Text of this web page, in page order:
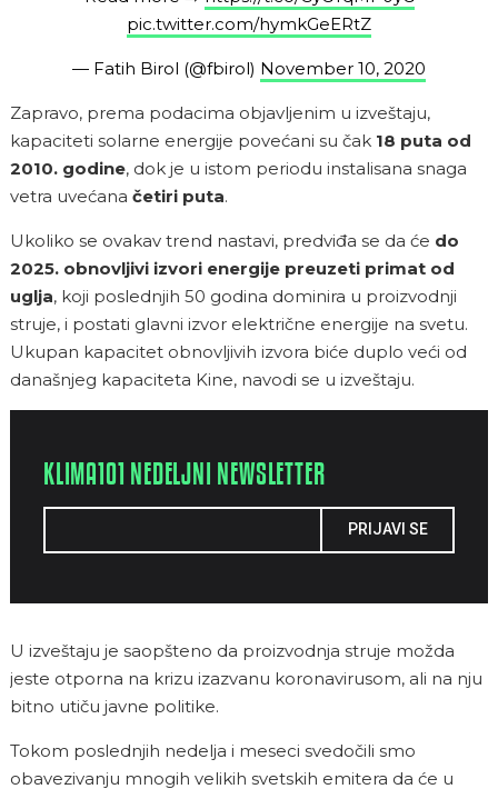
pic.twitter.com/hymkGeERtZ
— Fatih Birol (@fbirol) November 10, 2020
Zapravo, prema podacima objavljenim u izveštaju,
kapaciteti solarne energije povećani su čak 18 puta od
2010. godine, dok je u istom periodu instalisana snaga
vetra uvećana četiri puta.
Ukoliko se ovakav trend nastavi, predviđa se da će do
2025. obnovljivi izvori energije preuzeti primat od
uglja, koji poslednjih 50 godina dominira u proizvodnji
struje, i postati glavni izvor električne energije na svetu.
Ukupan kapacitet obnovljivih izvora biće duplo veći od
današnjeg kapaciteta Kine, navodi se u izveštaju.
KLIMA101 NEDELJNI NEWSLETTER
PRIJAVI SE
U izveštaju je saopšteno da proizvodnja struje možda
jeste otporna na krizu izazvanu koronavirusom, ali na nju
bitno utiču javne politike.
Tokom poslednjih nedelja i meseci svedočili smo
obavezivanju mnogih velikih svetskih emitera da će u